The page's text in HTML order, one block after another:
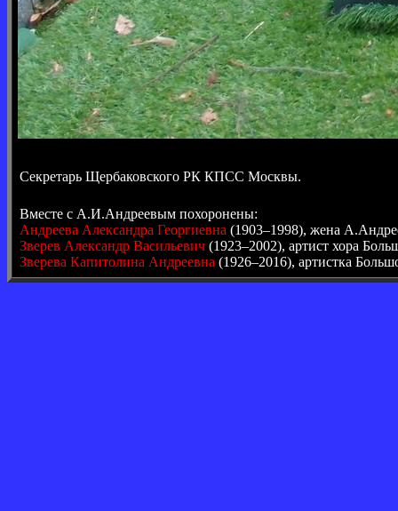
Секретарь Щербаковского РК КПСС Москвы.
Вместе с А.И.Андреевым похоронены:
Андреева Александра Георгиевна (1903–1998), жена
Зверев Александр Васильевич (1923–2002), артист хора
Зверева Капитолина Андреевна (1926–2016), артистка